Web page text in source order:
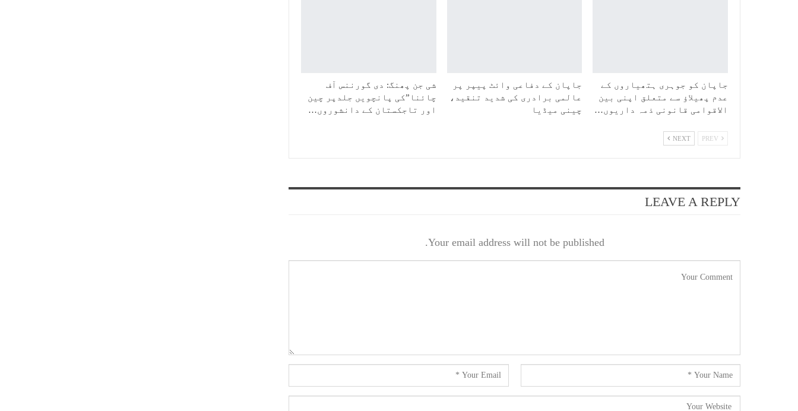
جاپان کو جوہری ہتھیاروں کے
عدم پھیلاؤ سے متعلق اپنی بین
الاقوامی قانونی ذمہ داریوں…
جاپان کے دفاعی وائٹ پیپر پر
عالمی برادری کی شدید تنقید،
چینی میڈیا
شی جن پھنگ: دی گورننس آف
چائنا”کی پانچویں جلدپر چین
اور تاجکستان کے دانشوروں…
NEXT
LEAVE A REPLY
Your email address will not be published.